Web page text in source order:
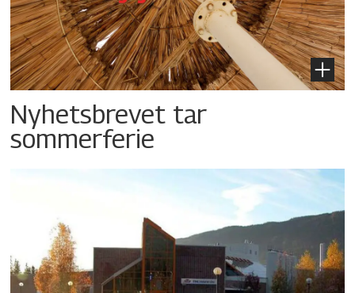
Nyhetsbrevet tar
sommerferie